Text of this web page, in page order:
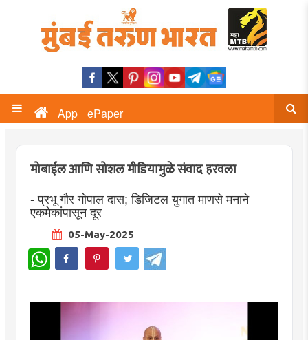
App ePaper
मोबाईल आणि सोशल मीडियामुळे संवाद हरवला
- प्रभू गौर गोपाल दास; डिजिटल युगात माणसे मनाने
एकमेकांपासून दूर
05-May-2025
WhatsApp